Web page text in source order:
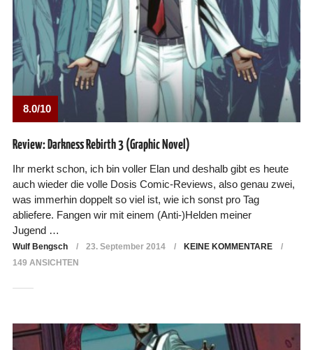
8.0/10
Review: Darkness Rebirth 3 (Graphic Novel)
Ihr merkt schon, ich bin voller Elan und deshalb gibt es heute
auch wieder die volle Dosis Comic-Reviews, also genau zwei,
was immerhin doppelt so viel ist, wie ich sonst pro Tag
abliefere. Fangen wir mit einem (Anti-)Helden meiner
Jugend …
Wulf Bengsch 23. September 2014
KEINE KOMMENTARE
149 ANSICHTEN